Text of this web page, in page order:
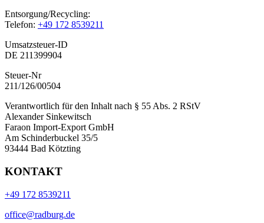
Entsorgung/Recycling:
Telefon: +49 172 8539211
Umsatzsteuer-ID
DE 211399904
Steuer-Nr
211/126/00504
Verantwortlich für den Inhalt nach § 55 Abs. 2 RStV
Alexander Sinkewitsch
Faraon Import-Export GmbH
Am Schinderbuckel 35/5
93444 Bad Kötzting
KONTAKT
+49 172 8539211
office@radburg.de